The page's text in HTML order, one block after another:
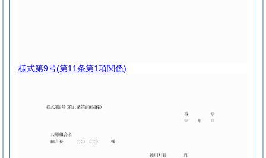
様式第9号(第11条第1項関係)